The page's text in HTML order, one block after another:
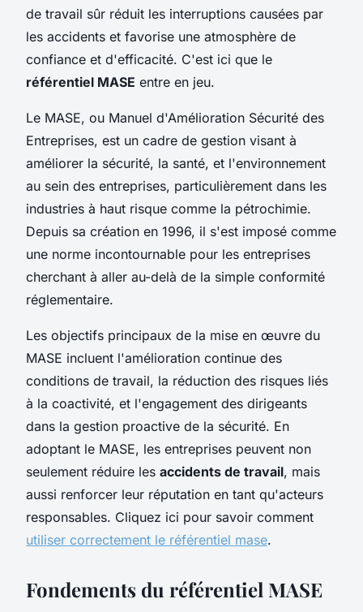
de travail sûr réduit les interruptions causées par
les accidents et favorise une atmosphère de
confiance et d'efficacité. C'est ici que le
référentiel MASE entre en jeu.
Le MASE, ou Manuel d'Amélioration Sécurité des
Entreprises, est un cadre de gestion visant à
améliorer la sécurité, la santé, et l'environnement
au sein des entreprises, particulièrement dans les
industries à haut risque comme la pétrochimie.
Depuis sa création en 1996, il s'est imposé comme
une norme incontournable pour les entreprises
cherchant à aller au-delà de la simple conformité
réglementaire.
Les objectifs principaux de la mise en œuvre du
MASE incluent l'amélioration continue des
conditions de travail, la réduction des risques liés
à la coactivité, et l'engagement des dirigeants
dans la gestion proactive de la sécurité. En
adoptant le MASE, les entreprises peuvent non
seulement réduire les accidents de travail, mais
aussi renforcer leur réputation en tant qu'acteurs
responsables. Cliquez ici pour savoir comment
utiliser correctement le référentiel mase.
Fondements du référentiel MASE